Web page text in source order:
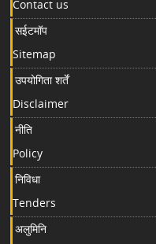
Contact us
सईटमॉप
Sitemap
उपयोगिता शर्तें
Disclaimer
नीति
Policy
निविधा
Tenders
अलुमिनि